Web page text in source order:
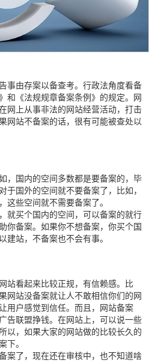
事由存案以备查考。行政法角度看备
和《法规规章备案条例》的规定。网
网上从事非法的网站经营活动，打击
网站不备案的话，很有可能被查处以
，国内的空间多数都是要备案的，毕
于国外的空间就不要备案了，比如，
这些空间就不需要备案了。
就买个国内的空间，可以备案的就行
你备案。如果你不想备案，你买个国
建站，不备案也不会有事。
站看起来比较正规，有信赖感。比
网站没备案就让人不敢相信你们的网
用户感觉到信任。而且，网站备案
告联盟挣钱。在网站上，可以说一些
以，如果大家的网站做的比较长久的
下。
案了，现在还在审核中，也不知道啥